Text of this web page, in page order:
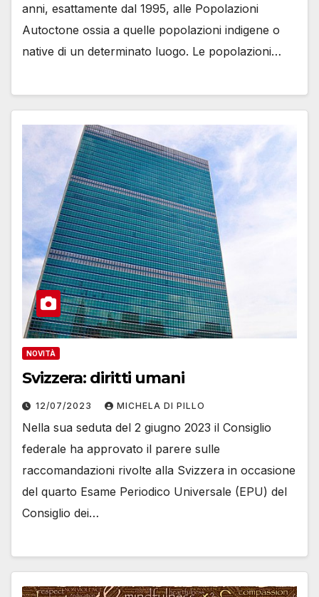
anni, esattamente dal 1995, alle Popolazioni
Autoctone ossia a quelle popolazioni indigene o
native di un determinato luogo. Le popolazioni…
NOVITÀ
Svizzera: diritti umani
12/07/2023 MICHELA DI PILLO
Nella sua seduta del 2 giugno 2023 il Consiglio
federale ha approvato il parere sulle
raccomandazioni rivolte alla Svizzera in occasione
del quarto Esame Periodico Universale (EPU) del
Consiglio dei…